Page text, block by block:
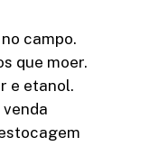
campo.
que moer.
e etanol.